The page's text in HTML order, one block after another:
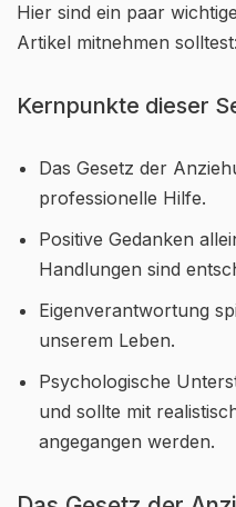
Hier sind ein paar
Artikel mitnehmen solltest:
Kernpunkte dieser
Das Gesetz der
professionelle Hilfe.
Positive Gedanken
Handlungen sind
Eigenverantwortung
unserem Leben.
Psychologische
und sollte mit
angegangen werden.